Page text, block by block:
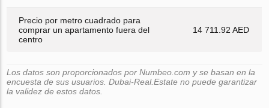
Precio por metro cuadrado para
comprar un apartamento fuera del
centro
14 711.92 AED
Los datos son proporcionados por Numbeo.com y se basan en la
encuesta de sus usuarios. Dubai-Real.Estate no puede garantizar
la validez de estos datos.